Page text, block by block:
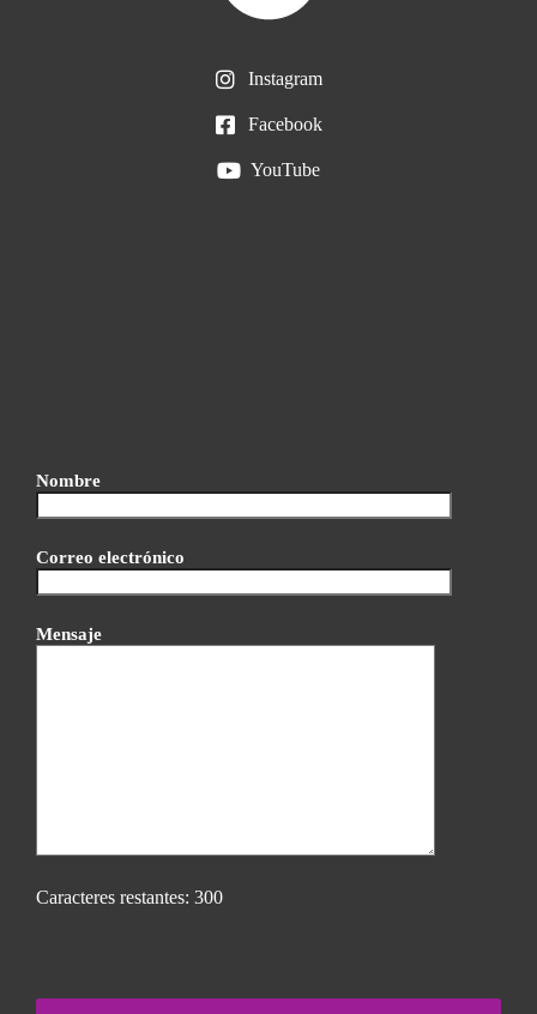
Instagram
Facebook
YouTube
Nombre
Correo electrónico
Mensaje
Caracteres restantes: 300